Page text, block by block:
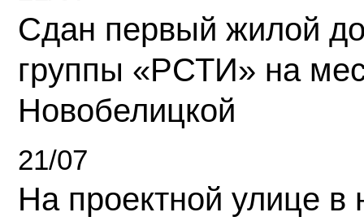
Сдан первый жилой
группы «РСТИ» на
Новобелицкой
21/07
На проектной улице